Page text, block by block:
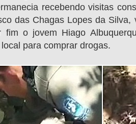
recebendo visitas
das Chagas Lopes da
fim o jovem Hiago
para comprar drogas.